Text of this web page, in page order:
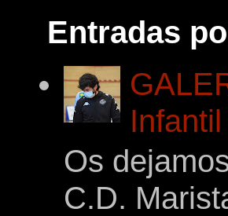
Entradas
Os
C.D.